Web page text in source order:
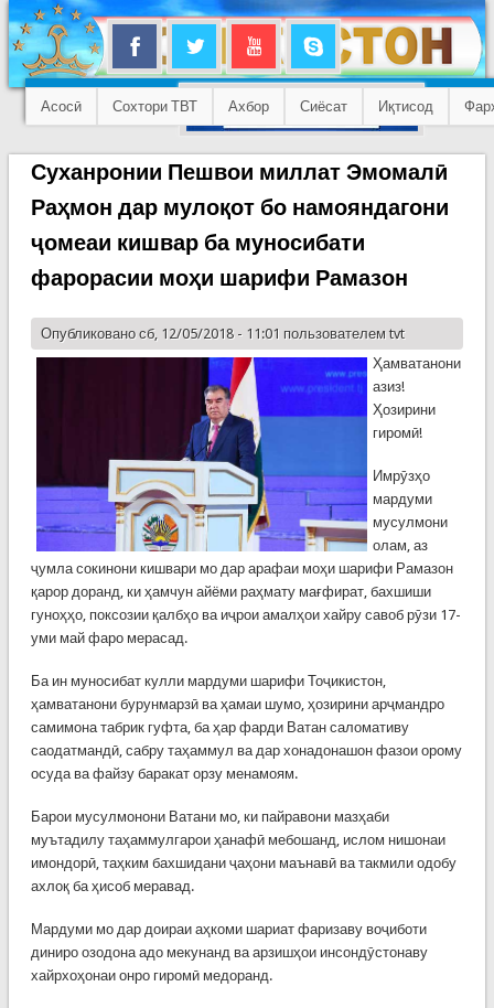
Асосӣ Сохтори ТВТ Ахбор Сиёсат Иқтисод
Суханронии Пешвои миллат Эмомалӣ
Раҳмон дар мулоқот бо намояндагони
ҷомеаи кишвар ба муносибати
фарорасии моҳи шарифи Рамазон
Опубликовано сб, 12/05/2018 - 11:01 пользователем tvt
Ҳамватанони
азиз!
Ҳозирини
гиромӣ!
Имрӯзҳо
мардуми
мусулмони
олам, аз
ҷумла сокинони кишвари мо дар арафаи моҳи шарифи Рамазон
қарор доранд, ки ҳамчун айёми раҳмату мағфират, бахшиши
гуноҳҳо, поксозии қалбҳо ва иҷрои амалҳои хайру савоб рӯзи 17-
уми май фаро мерасад.
Ба ин муносибат кулли мардуми шарифи Тоҷикистон,
ҳамватанони бурунмарзӣ ва ҳамаи шумо, ҳозирини арҷмандро
самимона табрик гуфта, ба ҳар фарди Ватан саломативу
саодатмандӣ, сабру таҳаммул ва дар хонадонашон фазои орому
осуда ва файзу баракат орзу менамоям.
Барои мусулмонони Ватани мо, ки пайравони мазҳаби
муътадилу таҳаммулгарои ҳанафӣ мебошанд, ислом нишонаи
имондорӣ, таҳким бахшидани ҷаҳони маънавӣ ва такмили одобу
ахлоқ ба ҳисоб меравад.
Мардуми мо дар доираи аҳкоми шариат фаризаву воҷиботи
диниро озодона адо мекунанд ва арзишҳои инсондӯстонаву
хайрхоҳонаи онро гиромӣ медоранд.